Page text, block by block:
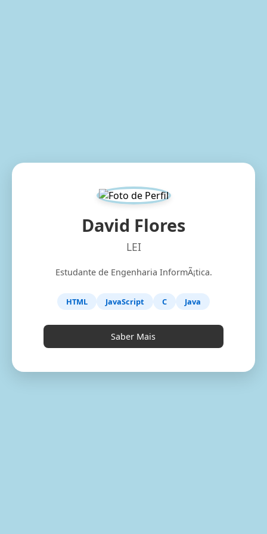
David Flores
LEI
Estudante de Engenharia InformÃ¡tica.
HTML JavaScript C Java
Saber Mais